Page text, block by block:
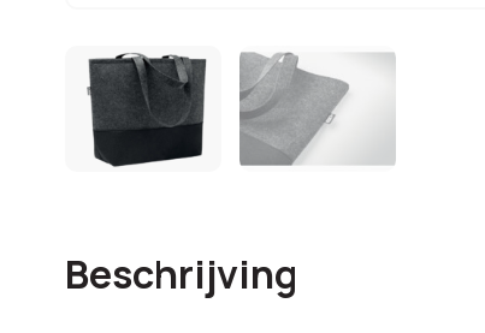
Beschrijving